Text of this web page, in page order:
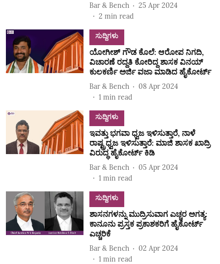
Bar & Bench
25 Apr 2024
2 min read
ಸುದ್ದಿಗಳು
ಯೋಗೀಶ್‌ ಗೌಡ ಕೊಲೆ: ಆರೋಪ ನಿಗದಿ,
ವಿಚಾರಣೆ ರದ್ದತಿ ಕೋರಿದ್ದ ಶಾಸಕ ವಿನಯ್‌
ಕುಲಕರ್ಣಿ ಅರ್ಜಿ ವಜಾ ಮಾಡಿದ ಹೈಕೋರ್ಟ್‌
Bar & Bench
08 Apr 2024
1 min read
ಸುದ್ದಿಗಳು
ಇವತ್ತು ಭಗವಾ ಧ್ವಜ ಇಳಿಸುತ್ತಾರೆ, ನಾಳೆ
ರಾಷ್ಟ್ರಧ್ವಜ ಇಳಿಸುತ್ತಾರೆ: ಮಾಜಿ ಶಾಸಕ ಖಾದ್ರಿ
ವಿರುದ್ಧ ಹೈಕೋರ್ಟ್‌ ಕಿಡಿ
Bar & Bench
05 Apr 2024
1 min read
ಸುದ್ದಿಗಳು
ಶಾಸನಗಳನ್ನು ಮುದ್ರಿಸುವಾಗ ಎಚ್ಚರ ಅಗತ್ಯ:
ಕಾನೂನು ಪ್ರಸ್ತಕ ಪ್ರಕಾಶಕರಿಗೆ ಹೈಕೋರ್ಟ್‌
ಎಚ್ಚರಿಕೆ
Bar & Bench
02 Apr 2024
1 min read